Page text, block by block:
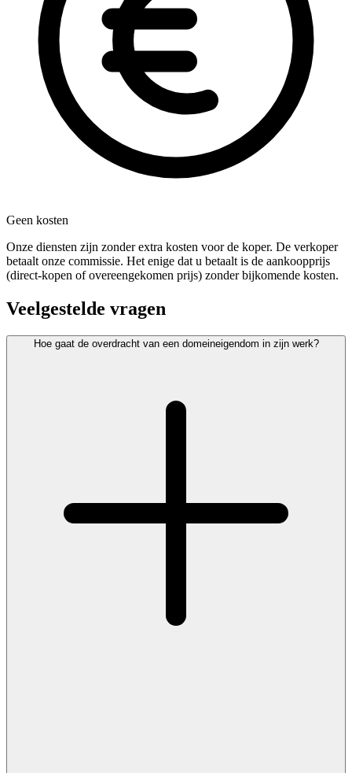
Geen kosten
Onze diensten zijn zonder extra kosten voor de koper. De verkoper
betaalt onze commissie. Het enige dat u betaalt is de aankoopprijs
(direct-kopen of overeengekomen prijs) zonder bijkomende kosten.
Veelgestelde vragen
Hoe gaat de overdracht van een domeineigendom in zijn werk?